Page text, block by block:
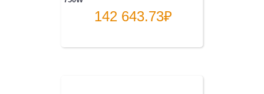
142 643.73₽